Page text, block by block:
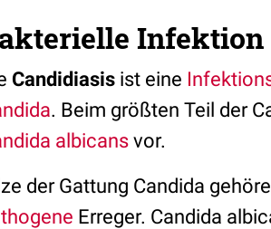
Infektion
Candidiasis ist eine
. Beim größten Teil der
albicans vor.
der Gattung Candida
Erreger. Candida